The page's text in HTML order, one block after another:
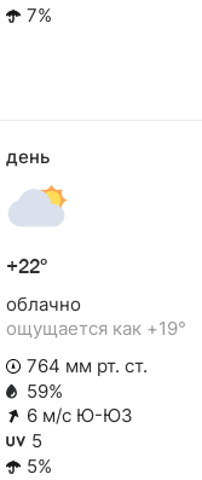
7%
день
+22°
облачно
ощущается как +19°
764 мм рт. ст.
59%
6 м/с Ю-ЮЗ
5
5%